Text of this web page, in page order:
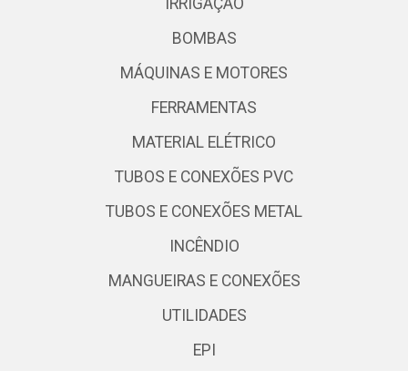
BOMBAS
MÁQUINAS E MOTORES
FERRAMENTAS
MATERIAL ELÉTRICO
TUBOS E CONEXÕES PVC
TUBOS E CONEXÕES METAL
INCÊNDIO
MANGUEIRAS E CONEXÕES
UTILIDADES
EPI